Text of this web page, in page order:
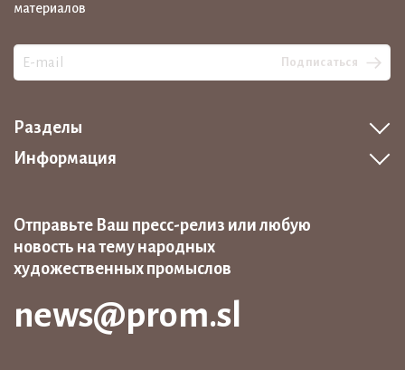
материалов
Подписаться
Разделы
Информация
Отправьте Ваш пресс-релиз или любую
новость на тему народных
художественных промыслов
news@prom.sl